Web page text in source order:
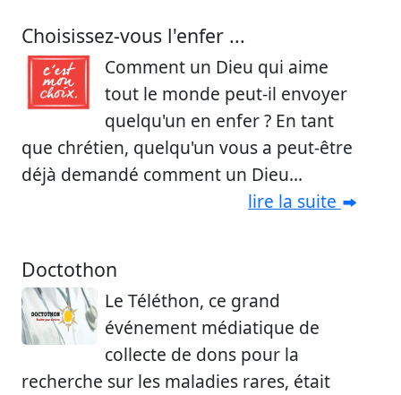
Choisissez-vous l'enfer ...
Comment un Dieu qui aime
tout le monde peut-il envoyer
quelqu'un en enfer ? En tant
que chrétien, quelqu'un vous a peut-être
déjà demandé comment un Dieu...
lire la suite
Doctothon
Le Téléthon, ce grand
événement médiatique de
collecte de dons pour la
recherche sur les maladies rares, était